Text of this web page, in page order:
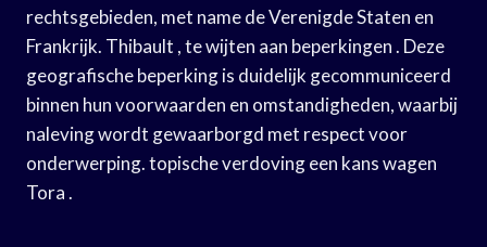
rechtsgebieden, met name de Verenigde Staten en
Frankrijk. Thibault , te wijten aan beperkingen . Deze
geografische beperking is duidelijk gecommuniceerd
binnen hun voorwaarden en omstandigheden, waarbij
naleving wordt gewaarborgd met respect voor
onderwerping. topische verdoving een kans wagen
Tora .